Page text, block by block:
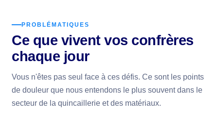
PROBLÉMATIQUES
Ce que vivent vos confrères
chaque jour
Vous n'êtes pas seul face à ces défis. Ce sont les points
de douleur que nous entendons le plus souvent dans le
secteur de la quincaillerie et des matériaux.